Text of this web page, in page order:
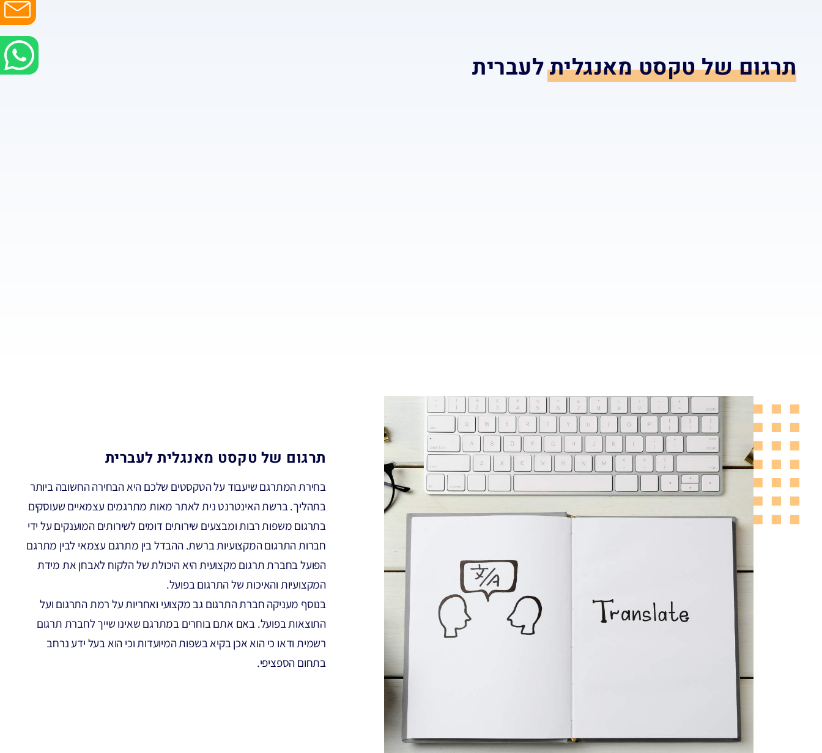
תרגום של טקסט מאנגלית לעברית
תרגום של טקסט מאנגלית לעברית
בחירת המתרגם שיעבוד על הטקסטים שלכם היא הבחירה החשובה ביותר
בתהליך. ברשת האינטרנט נית לאתר מאות מתרגמים עצמאיים שעוסקים
בתרגום משפות רבות ומבצעים שירותים דומים לשירותים המוענקים על ידי
חברות התרגום המקצועיות ברשת. ההבדל בין מתרגם עצמאי לבין מתרגם
הפועל בחברת תרגום מקצועית היא היכולת של הלקוח לאבחן את מידת
המקצועיות והאיכות של התרגום בפועל.
בנוסף מעניקה חברת התרגום גב מקצועי ואחריות על רמת התרגום ועל
התוצאות בפועל. באם אתם בוחרים במתרגם שאינו שייך לחברת תרגום
רשמית ודאו כי הוא אכן בקיא בשפות המיועדות וכי הוא בעל ידע נרחב
בתחום הספציפי.